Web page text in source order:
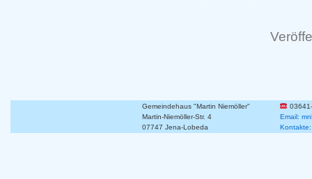
Gemeindehaus "Martin Niemöller"
Martin-Niemöller-Str. 4
Email:
07747 Jena-Lobeda